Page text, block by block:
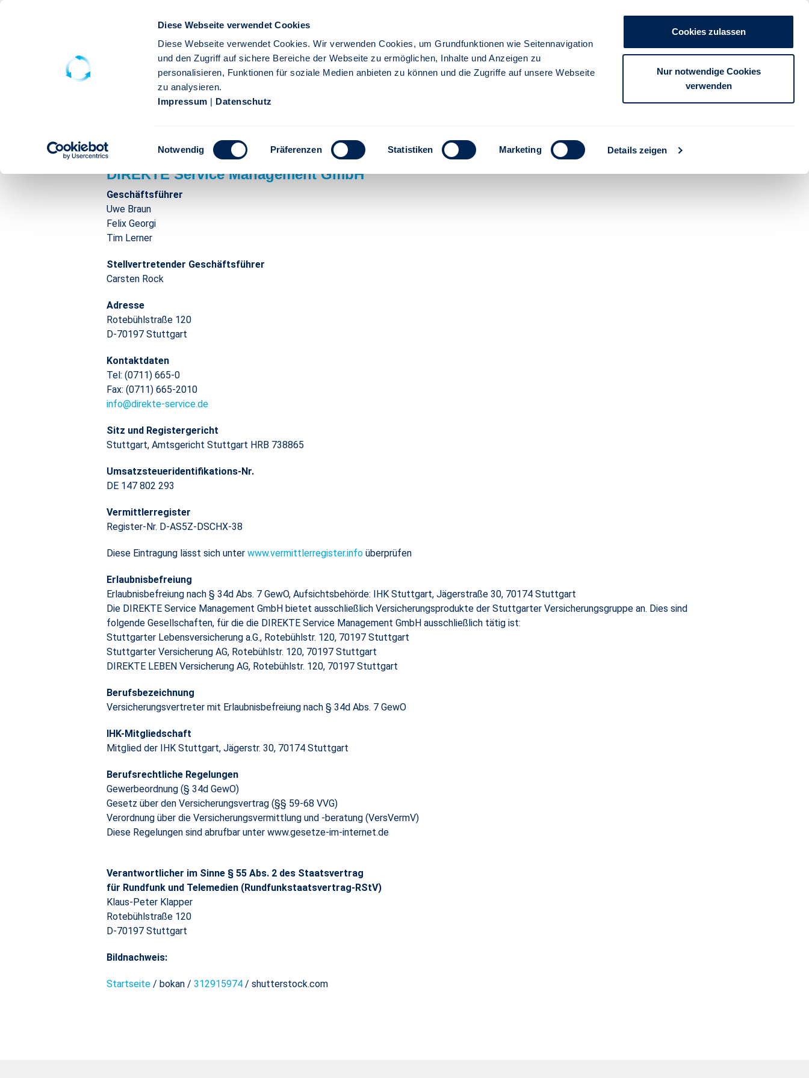
Diese Webseite verwendet Cookies
Diese Webseite verwendet Cookies. Wir verwenden Cookies, um Grundfunktionen wie Seitennavigation
und den Zugriff auf sichere Bereiche der Webseite zu ermöglichen, Inhalte und Anzeigen zu
personalisieren, Funktionen für soziale Medien anbieten zu können und die Zugriffe auf unsere Webseite
zu analysieren.
Impressum | Datenschutz
Einwilligungsauswahl
Notwendig Präferenzen Statistiken Marketing Details zeigen
Cookies zulassen
Nur notwendige Cookies
verwenden
Ausbildung Die Stuttgarter
FÜR PARTNER FÜR KUNDEN
Impressum
DIREKTE Service Management GmbH
Geschäftsführer
Uwe Braun
Felix Georgi
Tim Lerner
Stellvertretender Geschäftsführer
​​​​​​​Carsten Rock
Adresse
Rotebühlstraße 120
D-70197 Stuttgart
Kontaktdaten
Tel: (0711) 665-0
Fax: (0711) 665-2010
info@direkte-service.de
Sitz und Registergericht
Stuttgart, Amtsgericht Stuttgart HRB 738865
Umsatzsteueridentifikations-Nr.
DE 147 802 293
Vermittlerregister
Register-Nr. D-AS5Z-DSCHX-38
Diese Eintragung lässt sich unter www.vermittlerregister.info überprüfen
Erlaubnisbefreiung
Erlaubnisbefreiung nach § 34d Abs. 7 GewO, Aufsichtsbehörde: IHK Stuttgart, Jägerstraße 30, 70174 Stuttgart
Die DIREKTE Service Management GmbH bietet ausschließlich Versicherungsprodukte der Stuttgarter Versicherungsgruppe an. Dies sind
folgende Gesellschaften, für die die DIREKTE Service Management GmbH ausschließlich tätig ist:
Stuttgarter Lebensversicherung a.G., Rotebühlstr. 120, 70197 Stuttgart
Stuttgarter Versicherung AG, Rotebühlstr. 120, 70197 Stuttgart
DIREKTE LEBEN Versicherung AG, Rotebühlstr. 120, 70197 Stuttgart
Berufsbezeichnung
Versicherungsvertreter mit Erlaubnisbefreiung nach § 34d Abs. 7 GewO
IHK-Mitgliedschaft
Mitglied der IHK Stuttgart, Jägerstr. 30, 70174 Stuttgart
Berufsrechtliche Regelungen
Gewerbeordnung (§ 34d GewO)
Gesetz über den Versicherungsvertrag (§§ 59-68 VVG)
Verordnung über die Versicherungsvermittlung und -beratung (VersVermV)
Diese Regelungen sind abrufbar unter www.gesetze-im-internet.de
Verantwortlicher im Sinne § 55 Abs. 2 des Staatsvertrag
für Rundfunk und Telemedien (Rundfunkstaatsvertrag-RStV)
Klaus-Peter Klapper
Rotebühlstraße 120
D-70197 Stuttgart
Bildnachweis:
Startseite / bokan / 312915974 / shutterstock.com